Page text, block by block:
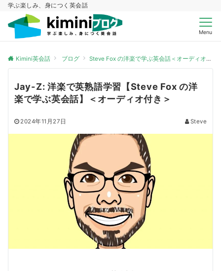
学ぶ楽しみ、身につく英会話
Menu
Kimini英会話 ブログ Steve Fox の洋楽で学ぶ英会話＜オーディオ付き＞
Jay-Z: 洋楽で英熟語学習【Steve Fox の洋
楽で学ぶ英会話】＜オーディオ付き＞
2024年11月27日 Steve